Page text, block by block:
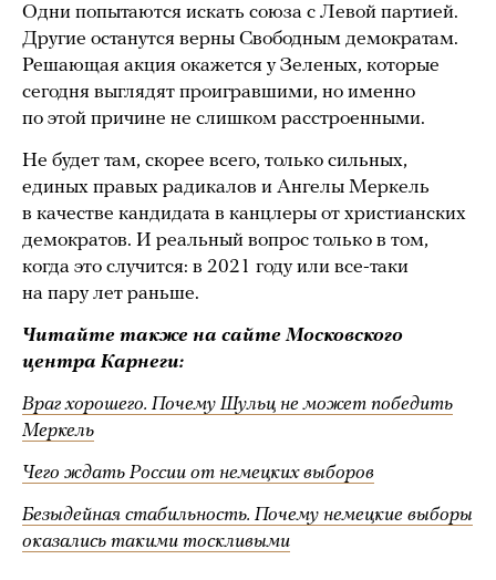
Одни попытаются искать союза с Левой партией.
Другие останутся верны Свободным демократам.
Решающая акция окажется у Зеленых, которые
сегодня выглядят проигравшими, но именно
по этой причине не слишком расстроенными.
Не будет там, скорее всего, только сильных,
единых правых радикалов и Ангелы Меркель
в качестве кандидата в канцлеры от христианских
демократов. И реальный вопрос только в том,
когда это случится: в 2021 году или все-таки
на пару лет раньше.
Читайте также на сайте Московского
центра Карнеги:
Враг хорошего. Почему Шульц не может победить
Меркель
Чего ждать России от немецких выборов
Безыдейная стабильность. Почему немецкие выборы
оказались такими тоскливыми